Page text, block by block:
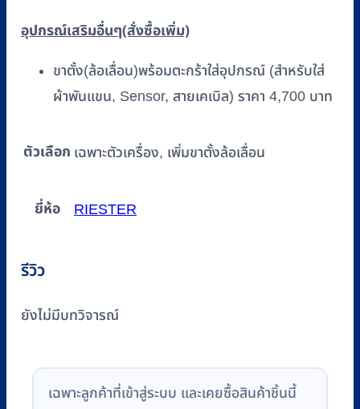
อุปกรณ์เสริมอื่นๆ(สั่งซื้อเพิ่ม)
ขาตั้ง(ล้อเลื่อน)พร้อมตะกร้าใส่อุปกรณ์ (สำหรับใส่
ผ้าพันแขน, Sensor, สายเคเบิล) ราคา 4,700 บาท
ตัวเลือก เฉพาะตัวเครื่อง, เพิ่มขาตั้งล้อเลื่อน
ยี่ห้อ RIESTER
รีวิว
ยังไม่มีบทวิจารณ์
เฉพาะลูกค้าที่เข้าสู่ระบบ และเคยซื้อสินค้าชิ้นนี้